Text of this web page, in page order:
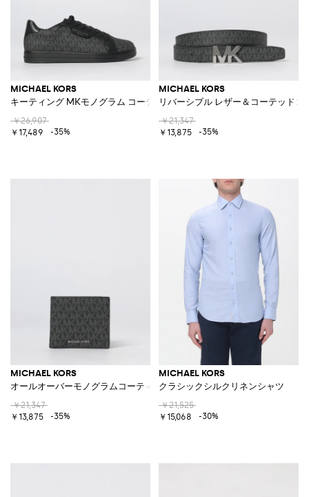
MICHAEL KORS
キーティング MKモノグラム コーテッドコットン製スニーカー
￥26,907
￥17,489
-35%
MICHAEL KORS
リバーシブル レザー＆コーテッドコ
￥21,347
￥13,875
-35%
MICHAEL KORS
オールオーバーモノグラムコーティングコットンウォレット
￥21,347
￥13,875
-35%
MICHAEL KORS
クラシックシルクリネンシャツ
￥21,525
￥15,068
-30%